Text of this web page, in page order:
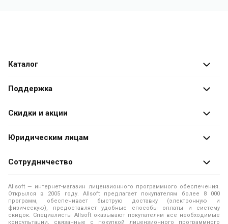
Каталог
Каталог программ
Поддержка
Оплата заказов
Доставка заказа
Помощь
Правила продажи
Политика использования файлов Cookie
Скидки и акции
Специальные
Юридическим лицам
Продажа программ юридическим лицам
О лицензировании программного обеспечения
Программы для компьютера
Контакты
Сотрудничество
О магазине
Адреса и телефоны
Новости
Allsoft — интернет-магазин лицензионного программного обеспечения.
Открылся в 2005 году. Allsoft предлагает покупателям более 8 000
программ, обеспечивает быструю доставку (электронную и
физическую), предоставляет удобные способы оплаты и систему
скидок. Специалисты Allsoft оказывают покупателям все необходимые
консультации, связанные с покупкой лицензионного программного